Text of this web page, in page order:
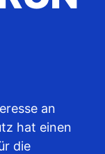
an
hat einen
die